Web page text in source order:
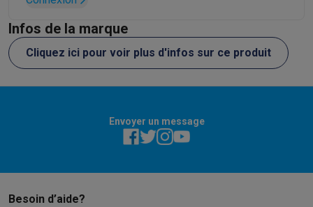
Infos de la marque
Cliquez ici pour voir plus d'infos sur ce produit
Envoyer un message
Besoin d’aide?